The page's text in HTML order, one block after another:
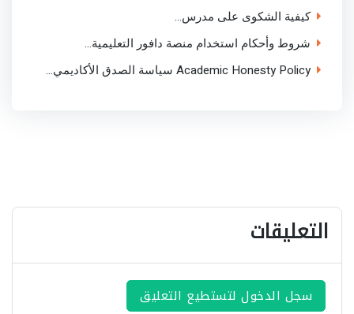
كيفية الشكوى على مدرس...
شروط وأحكام استخدام منصة دافور التعليمية...
Academic Honesty Policy سياسة الصدق الأكاديمي...
التعليقات
سجل الدخول لتستطيع التعليق